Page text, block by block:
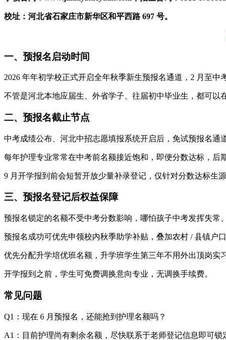
校址：河北省石家庄市新华区和平西路 697 号。
一、预报名启动时间
2026 年年初学校正式开启全年秋季新生预报名通道，2 月至
不管是河北本地应届生、外省学子、往届初中毕业生，都可以
二、预报名截止节点
中考成绩公布、河北中招志愿填报系统开启后，免试预报名通
每年护理专业常常在中考前名额接近饱和，即便分数达标，后
9 月开学报到前会短暂开放少量补录登记，仅针对分数达标生
三、预报名登记后权益保障
预报名锁定的名额不受中考分数影响，哪怕孩子中考发挥失常
预报名成功可优先申领校内秋季助学补贴，叠加农村 / 县镇户
优先分配升学培优班名额，升学班学生第三年不用外出顶岗实
开学报到之前，学生可免费调换意向专业，无调换手续费。
常见问题
Q1：现在 6 月预报名，还能抢到护理名额吗？
A1：目前护理尚有剩余名额，尽快联系于老师登记信息即可锁